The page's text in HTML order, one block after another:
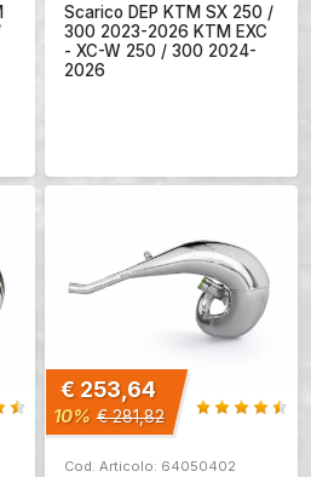
Scarico DEP KTM SX 250 /
300 2023-2026 KTM EXC
- XC-W 250 / 300 2024-
2026
€ 253,64
10% € 281,82
Cod. Articolo: 64050402